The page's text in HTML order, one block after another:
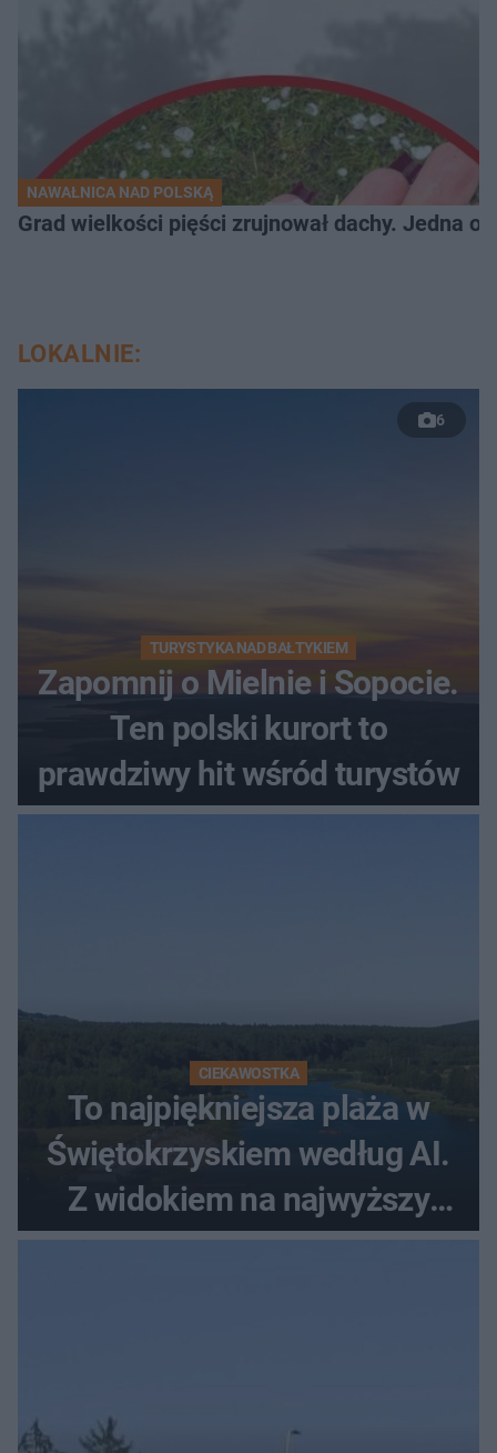
NAWAŁNICA NAD POLSKĄ
Grad wielkości pięści zrujnował dachy. Jedna
LOKALNIE:
6
TURYSTYKA NAD BAŁTYKIEM
Zapomnij o Mielnie i Sopocie.
Ten polski kurort to
prawdziwy hit wśród turystów
CIEKAWOSTKA
To najpiękniejsza plaża w
Świętokrzyskiem według AI.
Z widokiem na najwyższy
szczyt Gór Świętokrzyskich